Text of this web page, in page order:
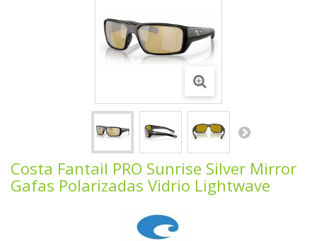
Costa Fantail PRO Sunrise Silver Mirror
Gafas Polarizadas Vidrio Lightwave